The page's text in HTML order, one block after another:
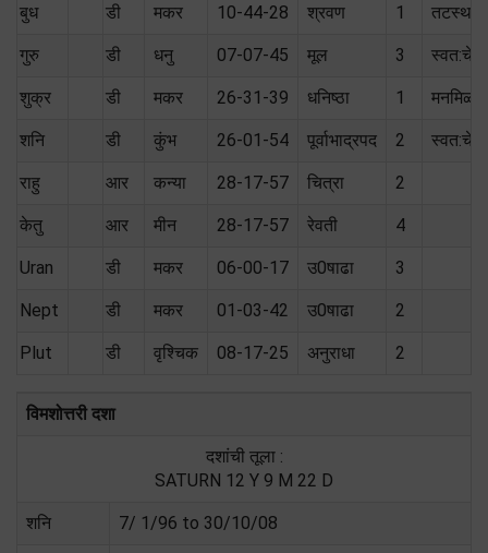
बुध डी मकर 10-44-28 श्रवण 1 तटस्थ
गुरु डी धनु 07-07-45 मूल 3 स्वत:चे
शुक्र डी मकर 26-31-39 धनिष्ठा 1
शनि डी कुंभ 26-01-54 पूर्वाभाद्रपद 2 स्वत:चे
राहु आर कन्या 28-17-57 चित्रा 2
केतु आर मीन 28-17-57 रेवती 4
Uran डी मकर 06-00-17 उ0षाढा 3
Nept डी मकर 01-03-42 उ0षाढा 2
Plut डी वृश्चिक 08-17-25 अनुराधा 2
विमशोत्तरी दशा
दशांची तूला :
SATURN 12 Y 9 M 22 D
शनि 7/ 1/96 to 30/10/08